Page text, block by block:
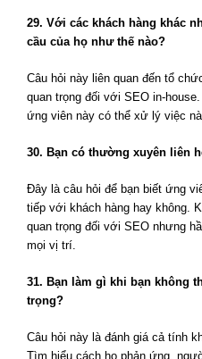
29. Với các khách hàng khác
cầu của họ như thế nào?
Câu hỏi này liên quan đến tổ
quan trọng đối với SEO in-
ứng viên này có thể xử lý việc
30. Bạn có thường xuyên liên
Đây là câu hỏi để bạn biết ứng
tiếp với khách hàng hay không.
quan trọng đối với SEO nhưng
mọi vị trí.
31. Bạn làm gì khi bạn không
trọng?
Câu hỏi này là đánh giá cả tính
Tìm hiểu cách họ phản ứng,